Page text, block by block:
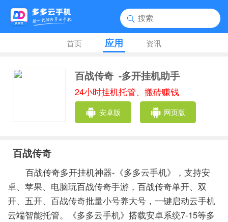
首页 应用 资讯
百战传奇 -多开挂机助手
24小时挂机托管、搬砖赚钱
安卓版 网页版
百战传奇
百战传奇多开挂机神器-《多多云手机》，支持安
卓、苹果、电脑玩百战传奇手游，百战传奇单开、双
开、五开、百战传奇批量小号养大号，一键启动云手机
云端智能托管。《多多云手机》搭载安卓系统7-15等多